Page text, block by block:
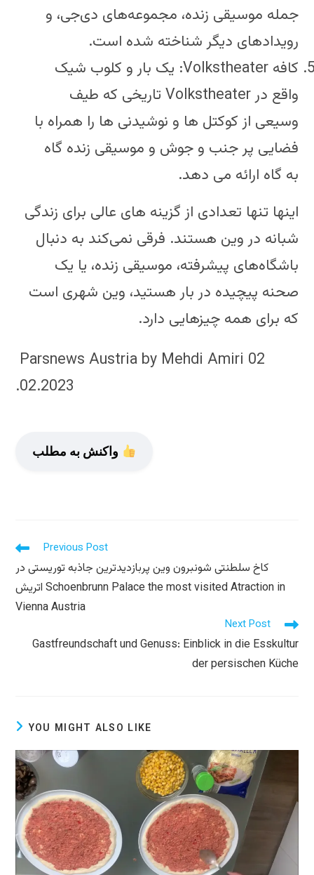
جمله موسیقی زنده، مجموعه‌های دی‌جی، و
رویدادهای دیگر شناخته شده است.
کافه Volkstheater: یک بار و کلوب شیک
واقع در Volkstheater تاریخی که طیف
وسیعی از کوکتل ها و نوشیدنی ها را همراه با
فضایی پر جنب و جوش و موسیقی زنده گاه
به گاه ارائه می دهد.
اینها تنها تعدادی از گزینه های عالی برای زندگی
شبانه در وین هستند. فرقی نمی‌کند به دنبال
باشگاه‌های پیشرفته، موسیقی زنده، یا یک
صحنه پیچیده در بار هستید، وین شهری است
که برای همه چیزهایی دارد.
Parsnews Austria by Mehdi Amiri 02
.02.2023
واکنش به مطلب
Read
articles
Previous Post
کاخ سلطنتی شونبرون وین پربازدیدترین جاذبه توریستی در
اتریش Schoenbrunn Palace the most visited Atraction in
Vienna Austria
Next Post
Gastfreundschaft und Genuss: Einblick in die Esskultur
der persischen Küche
YOU MIGHT ALSO LIKE